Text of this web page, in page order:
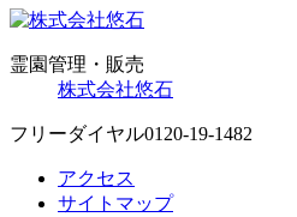
霊園管理・販売
株式会社悠石
フリーダイヤル0120-19-1482
アクセス
サイトマップ